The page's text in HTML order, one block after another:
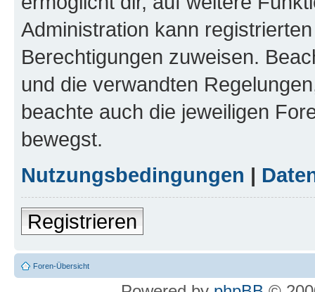
Administration kann
Berechtigungen zuweisen.
und die verwandten
beachte auch die jeweiligen
bewegst.
Nutzungsbedingungen |
Registrieren
Foren-Übersicht